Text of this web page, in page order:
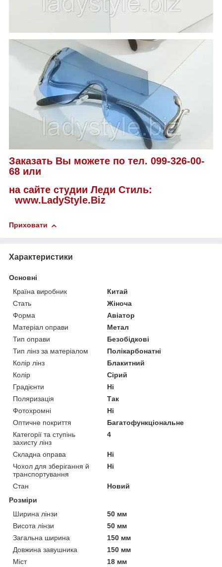
Заказать Вы можете по тел. 099-326-00-
68 или
на сайте студии Леди Стиль:
www.LadyStyle.Biz
Приховати
Характеристики
Основні
Країна виробник
Китай
Стать
Жіноча
Форма
Авіатор
Матеріал оправи
Метал
Тип оправи
Безобідкові
Тип лінз за матеріалом
Полікарбонатні
Колір лінз
Блакитний
Колір
Сірий
Градієнти
Ні
Поляризація
Так
Фотохромні
Ні
Оптичне покриття
Багатофункціональне
Категорії та ступінь
захисту лінз
4
Складна оправа
Ні
Чохол для зберігання й
транспортування
Ні
Стан
Новий
Розміри
Ширина лінзи
50 мм
Висота лінзи
50 мм
Загальна ширина
150 мм
Довжина завушника
150 мм
Міст
18 мм